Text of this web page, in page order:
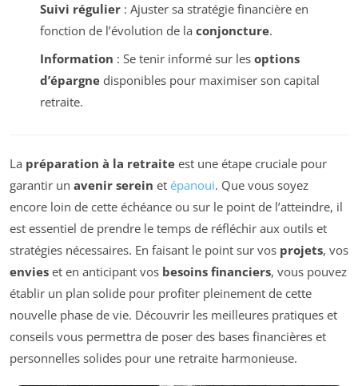
Suivi régulier: Ajuster sa stratégie financière en
fonction de l’évolution de la conjoncture.
Information : Se tenir informé sur les options
d’épargnedisponibles pour maximiser son capital
retraite.
La préparation à la retraite est une étape cruciale pour
garantir un avenir serein et épanoui. Que vous soyez
encore loin de cette échéance ou sur le point de l’atteindre, il
est essentiel de prendre le temps de réfléchir aux outils et
stratégies nécessaires. En faisant le point sur vos projets, vos
envies et en anticipant vos besoins financiers, vous pouvez
établir un plan solide pour profiter pleinement de cette
nouvelle phase de vie. Découvrir les meilleures pratiques et
conseils vous permettra de poser des bases financières et
personnelles solides pour une retraite harmonieuse.